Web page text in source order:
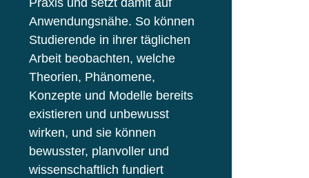
Praxis und setzt damit auf
Anwendungsnähe. So können
Studierende in ihrer täglichen
Arbeit beobachten, welche
Theorien, Phänomene,
Konzepte und Modelle bereits
existieren und unbewusst
wirken, und sie können
bewusster, planvoller und
wissenschaftlich fundiert